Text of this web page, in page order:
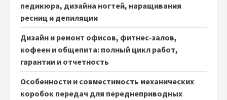
педикюра, дизайна ногтей, наращивания
ресниц и депиляции
Дизайн и ремонт офисов, фитнес‑залов,
кофеен и общепита: полный цикл работ,
гарантии и отчетность
Особенности и совместимость механических
коробок передач для переднеприводных